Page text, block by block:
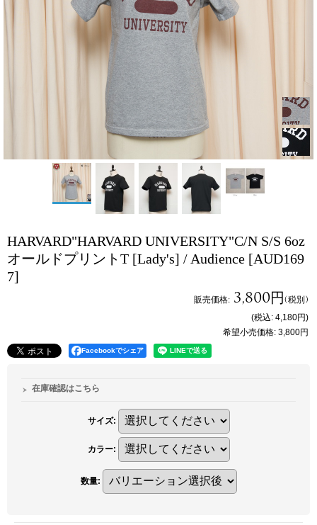
HARVARD"HARVARD UNIVERSITY"C/N S/S 6oz
オールドプリントT [Lady's] / Audience [AUD169
7]
販売価格: 3,800円(税別)
(税込: 4,180円)
希望小売価格: 3,800円
Facebookでシェア
在庫確認はこちら
サイズ:
カラー:
数量: